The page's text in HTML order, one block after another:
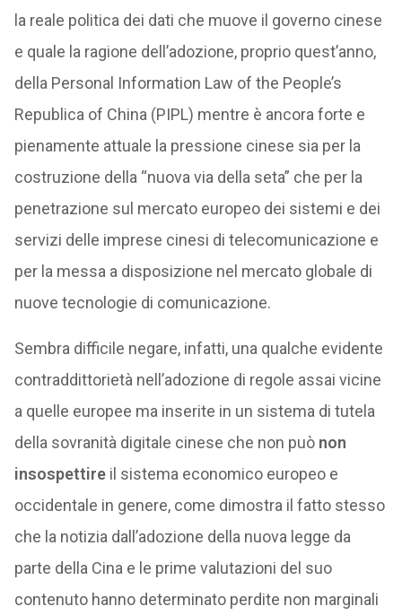
la reale politica dei dati che muove il governo cinese
e quale la ragione dell’adozione, proprio quest’anno,
della Personal Information Law of the People’s
Republica of China (PIPL) mentre è ancora forte e
pienamente attuale la pressione cinese sia per la
costruzione della “nuova via della seta” che per la
penetrazione sul mercato europeo dei sistemi e dei
servizi delle imprese cinesi di telecomunicazione e
per la messa a disposizione nel mercato globale di
nuove tecnologie di comunicazione.
Sembra difficile negare, infatti, una qualche evidente
contraddittorietà nell’adozione di regole assai vicine
a quelle europee ma inserite in un sistema di tutela
della sovranità digitale cinese che non può non
insospettireil sistema economico europeo e
occidentale in genere, come dimostra il fatto stesso
che la notizia dall’adozione della nuova legge da
parte della Cina e le prime valutazioni del suo
contenuto hanno determinato perdite non marginali